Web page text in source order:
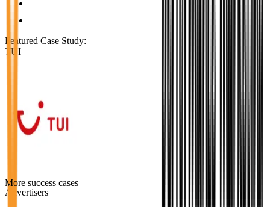
Featured Case Study:
TUI
More success cases
Advertisers